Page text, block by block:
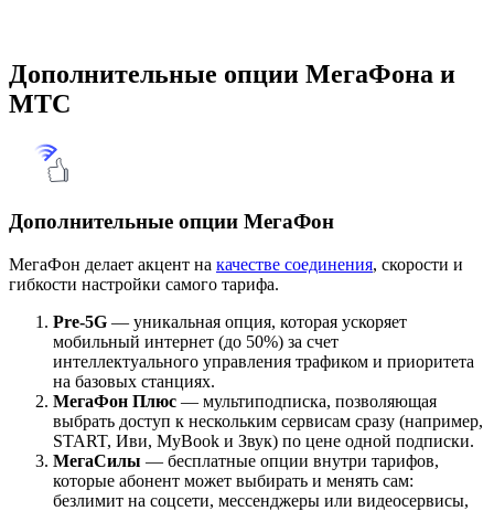
Дополнительные опции МегаФона и
МТС
Дополнительные опции МегаФон
МегаФон делает акцент на качестве соединения, скорости и
гибкости настройки самого тарифа.
Pre-5G — уникальная опция, которая ускоряет
мобильный интернет (до 50%) за счет
интеллектуального управления трафиком и приоритета
на базовых станциях.
МегаФон Плюс — мультиподписка, позволяющая
выбрать доступ к нескольким сервисам сразу (например,
START, Иви, MyBook и Звук) по цене одной подписки.
МегаСилы — бесплатные опции внутри тарифов,
которые абонент может выбирать и менять сам:
безлимит на соцсети, мессенджеры или видеосервисы,